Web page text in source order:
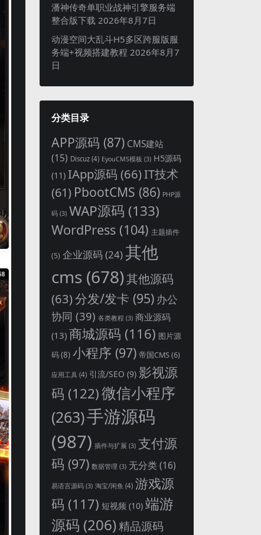
潘神传奇单职业战神引擎服务端
整合版下载 2026年8月7日
动漫空间大乱斗H5多区跨服版服
务端+视频搭建教程 2026年8月7
日
分类目录
APP源码 (87) CMS建站
(15) Discuz (4) EyouCMS模板 (3) H5源码
(11) IApp源码 (66)IT技术
(61) PbootCMS (86) PHP源
码 (3) WAP源码 (133)
WordPress (104) 主题插件
(5) 企业源码 (24)其他
cms (678)其他源码
(63)分发/发卡 (95) 办公
协同 (39) 各类教程 (3) 商业源码
(13) 商城源码 (116) 图片源
码(8) 小程序 (97) 帝国CMS(6)
应用工具 (4) 引流/SEO (9) 影视源
码 (122)微信小程序
(263)手游源码
(987) 插件与扩展 (3) 支付源
码 (97) 数据管理 (3) 无分类(16)
易语言源码 (3) 淘宝/闲鱼 (4) 游戏源
码 (117) 短视频 (10) 端游
源码 (206)精品源码